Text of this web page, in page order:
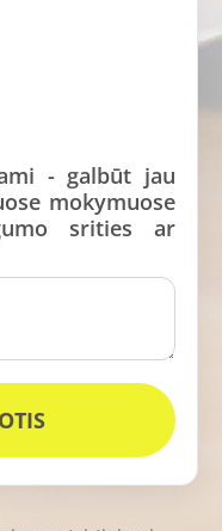
- galbūt jau
mokymuose
srities ar